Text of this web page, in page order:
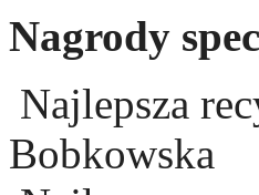
Nagrody
Najlepsza
Bobkowska